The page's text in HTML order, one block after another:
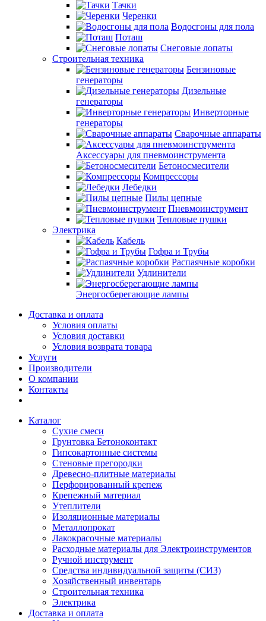
Тачки
Черенки
Водосгоны для пола
Поташ
Снеговые лопаты
Строительная техника
Бензиновые
генераторы
Дизельные
генераторы
Инверторные
генераторы
Сварочные аппараты
Аксессуары для пневмоинструмента
Бетоносмесители
Компрессоры
Лебедки
Пилы цепные
Пневмоинструмент
Тепловые пушки
Электрика
Кабель
Гофра и Трубы
Распаячные коробки
Удлинители
Энергосберегающие лампы
Доставка и оплата
Условия оплаты
Условия доставки
Условия возврата товара
Услуги
Производители
О компании
Контакты
Каталог
Сухие смеси
Грунтовка Бетоноконтакт
Гипсокартонные системы
Стеновые прегородки
Древесно-плитные материалы
Перфорированный крепеж
Крепежный материал
Утеплители
Изоляционные материалы
Металлопрокат
Лакокрасочные материалы
Расходные материалы для Электроинструментов
Ручной инструмент
Средства индивидуальной защиты (СИЗ)
Хозяйственный инвентарь
Строительная техника
Электрика
Доставка и оплата